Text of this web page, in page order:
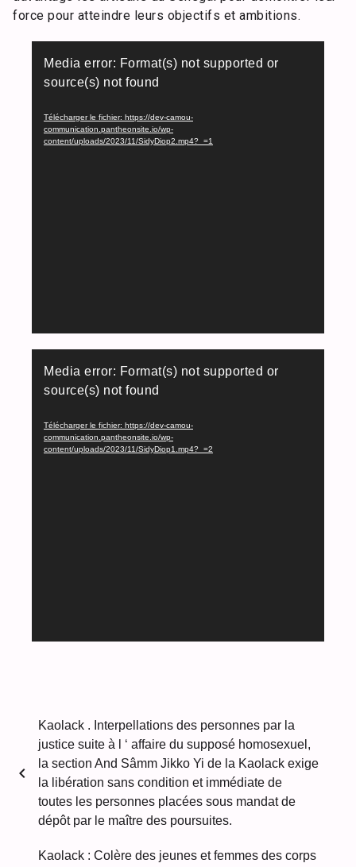
force pour atteindre leurs objectifs et ambitions.
vidéo
Media error: Format(s) not supported or
source(s) not found
Télécharger le fichier: https://dev-camou-
communication.pantheonsite.io/wp-
content/uploads/2023/11/SidyDiop2.mp4?_=1
vidéo
Media error: Format(s) not supported or
source(s) not found
Télécharger le fichier: https://dev-camou-
communication.pantheonsite.io/wp-
content/uploads/2023/11/SidyDiop1.mp4?_=2
chevron_left
Kaolack . Interpellations des personnes par la
justice suite à l ‘ affaire du supposé homosexuel,
la section And Sâmm Jikko Yi de la Kaolack exige
la libération sans condition et immédiate de
toutes les personnes placées sous mandat de
dépôt par le maître des poursuites.
Kaolack : Colère des jeunes et femmes des corps